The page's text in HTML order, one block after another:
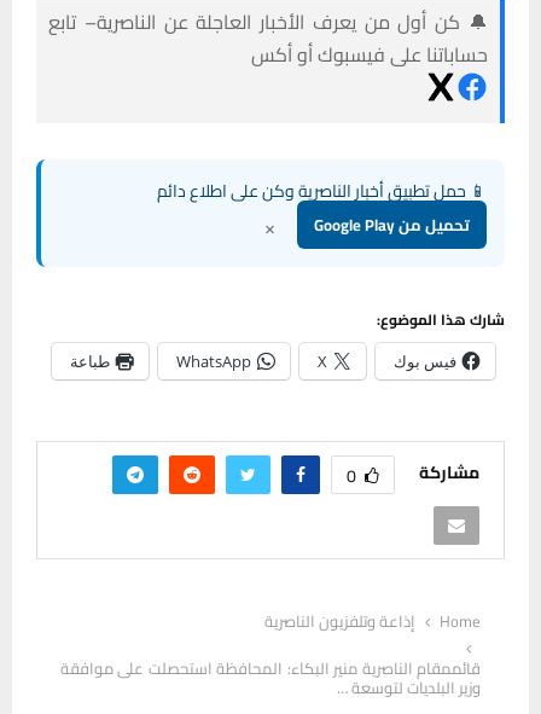
🔔 كن أول من يعرف الأخبار العاجلة عن الناصرية– تابع
حساباتنا على فيسبوك أو أكس
📱 حمل تطبيق أخبار الناصرية وكن على اطلاع دائم
تحميل من Google Play ×
شارك هذا الموضوع:
فيس بوك X
WhatsApp طباعة
مشاركة 0
Home
إذاعة وتلفزيون الناصرية
قائممقام الناصرية منير البكاء: المحافظة استحصلت على موافقة
وزير البلديات لتوسعة …